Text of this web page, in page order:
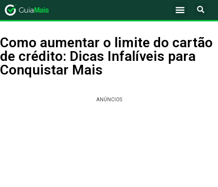
Como aumentar o limite do cartão
de crédito: Dicas Infalíveis para
Conquistar Mais
ANÚNCIOS